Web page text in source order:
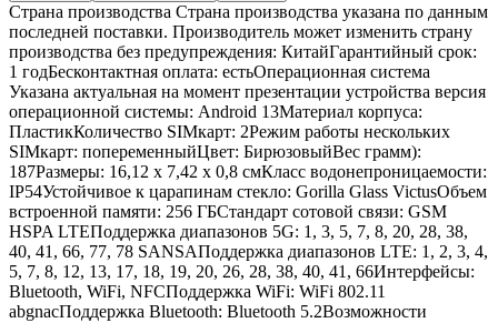
Страна производства Страна производства указана по данным
последней поставки. Производитель может изменить страну
производства без предупреждения: КитайГарантийный срок:
1 годБесконтактная оплата: естьОперационная система
Указана актуальная на момент презентации устройства версия
операционной системы: Android 13Материал корпуса:
ПластикКоличество SIMкарт: 2Режим работы нескольких
SIMкарт: попеременныйЦвет: БирюзовыйВес грамм):
187Размеры: 16,12 x 7,42 x 0,8 смКласс водонепроницаемости:
IP54Устойчивое к царапинам стекло: Gorilla Glass VictusОбъем
встроенной памяти: 256 ГБСтандарт сотовой связи: GSM
HSPA LTEПоддержка диапазонов 5G: 1, 3, 5, 7, 8, 20, 28, 38,
40, 41, 66, 77, 78 SANSAПоддержка диапазонов LTE: 1, 2, 3, 4,
5, 7, 8, 12, 13, 17, 18, 19, 20, 26, 28, 38, 40, 41, 66Интерфейсы:
Bluetooth, WiFi, NFCПоддержка WiFi: WiFi 802.11
abgnacПоддержка Bluetooth: Bluetooth 5.2Возможности